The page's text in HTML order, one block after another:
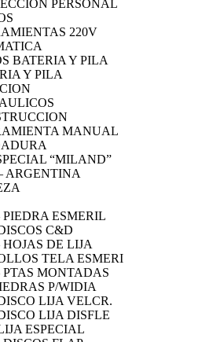
PERSONAL
220V
BATERIA Y PILA
Y PILA
MANUAL
“MILAND”
ARGENTINA
ESMERIL
C&D
DE LIJA
TELA ESMERI
PTAS MONTADAS
P/WIDIA
LIJA VELCR.
LIJA DISFLE
ESPECIAL